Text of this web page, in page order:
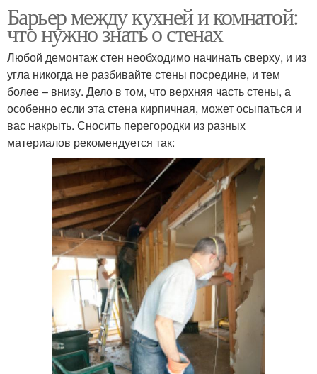
Барьер между кухней и комнатой:
что нужно знать о стенах
Любой демонтаж стен необходимо начинать сверху, и из
угла никогда не разбивайте стены посредине, и тем
более – внизу. Дело в том, что верхняя часть стены, а
особенно если эта стена кирпичная, может осыпаться и
вас накрыть. Сносить перегородки из разных
материалов рекомендуется так: